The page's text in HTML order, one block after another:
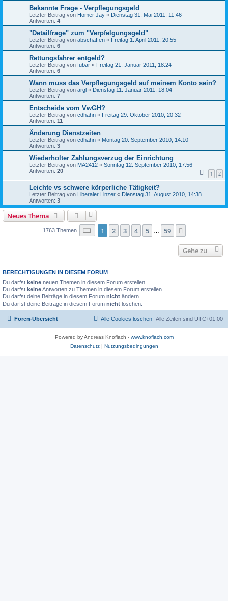
Bekannte Frage - Verpflegungsgeld
Letzter Beitrag von Homer Jay « Dienstag 31. Mai 2011, 11:46
Antworten: 4
"Detailfrage" zum "Verpfelgungsgeld"
Letzter Beitrag von abschaffen « Freitag 1. April 2011, 20:55
Antworten: 6
Rettungsfahrer entgeld?
Letzter Beitrag von fubar « Freitag 21. Januar 2011, 18:24
Antworten: 6
Wann muss das Verpflegungsgeld auf meinem Konto sein?
Letzter Beitrag von argl « Dienstag 11. Januar 2011, 18:04
Antworten: 7
Entscheide vom VwGH?
Letzter Beitrag von cdhahn « Freitag 29. Oktober 2010, 20:32
Antworten: 11
Änderung Dienstzeiten
Letzter Beitrag von cdhahn « Montag 20. September 2010, 14:10
Antworten: 3
Wiederholter Zahlungsverzug der Einrichtung
Letzter Beitrag von MA2412 « Sonntag 12. September 2010, 17:56
Antworten: 20 1 2
Leichte vs schwere körperliche Tätigkeit?
Letzter Beitrag von Liberaler Linzer « Dienstag 31. August 2010, 14:38
Antworten: 3
Neues Thema
1763 Themen Seite 1von 59
1 2 3 4 5 59
Gehe zu
BERECHTIGUNGEN IN DIESEM FORUM
Du darfst keine neuen Themen in diesem Forum erstellen.
Du darfst keineAntworten zu Themen in diesem Forum erstellen.
Du darfst deine Beiträge in diesem Forum nicht ändern.
Du darfst deine Beiträge in diesem Forum nicht löschen.
Foren-Übersicht Alle Zeiten sind UTC+01:00
Alle Cookies löschen
Powered by Andreas Knoflach - www.knoflach.com
Datenschutz| Nutzungsbedingungen